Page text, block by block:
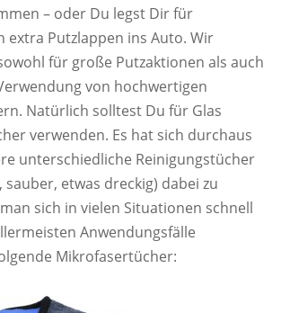
– oder Du legst Dir für
extra Putzlappen ins Auto. Wir
für große Putzaktionen als auch
von hochwertigen
Natürlich solltest Du für Glas
verwenden. Es hat sich durchaus
unterschiedliche Reinigungstücher
etwas dreckig) dabei zu
sich in vielen Situationen schnell
Anwendungsfälle
Mikrofasertücher: